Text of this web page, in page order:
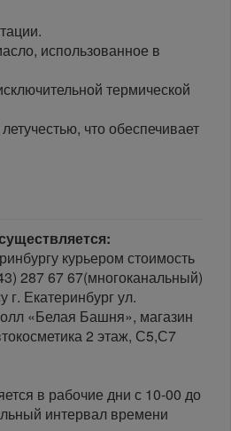
использованное в
термической
что обеспечивает
курьером стоимость
287 67 67(многоканальный)
Екатеринбург ул.
«Белая Башня», магазин
2 этаж, С5,С7
в рабочие дни с 10-00 до
интервал времени